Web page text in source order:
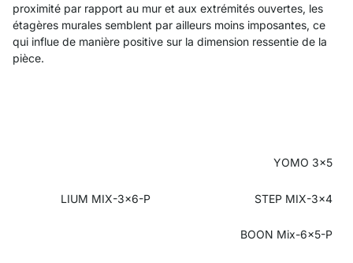
proximité par rapport au mur et aux extrémités ouvertes, les
étagères murales semblent par ailleurs moins imposantes, ce
qui influe de manière positive sur la dimension ressentie de la
pièce.
YOMO 3x5
LIUM MIX-3x6-P STEP MIX-3x4
BOON Mix-6x5-P